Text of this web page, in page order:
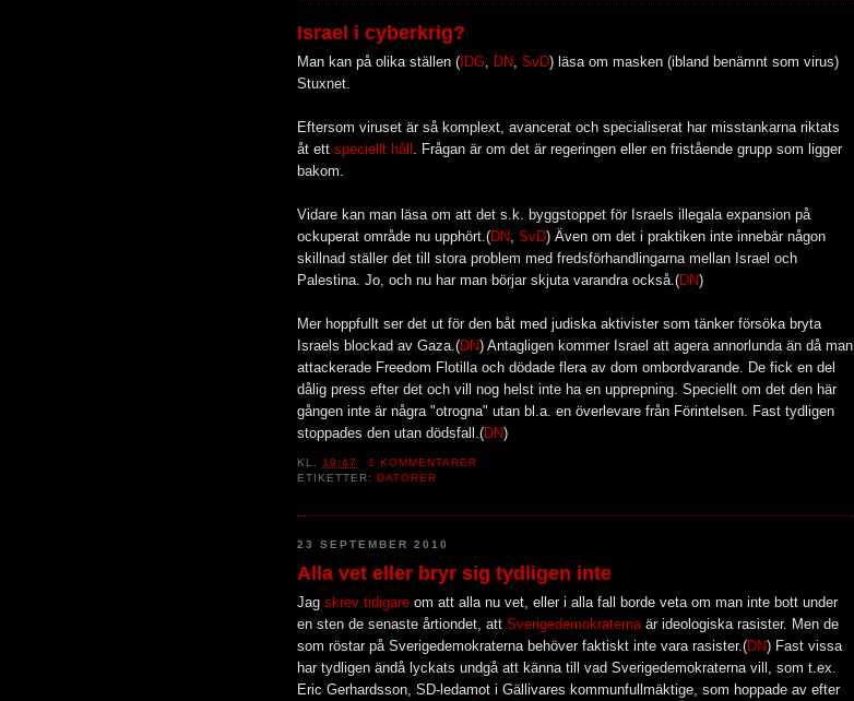
Israel i cyberkrig?
Man kan på olika ställen ( IDG DN SvD) läsa om masken (ibland benämnt som virus)
Stuxnet.
Eftersom viruset är så komplext, avancerat och specialiserat har misstankarna riktats
åt ett speciellt håll
. Frågan är om det är regeringen eller en fristående grupp som ligger
bakom.
Vidare kan man läsa om att det s.k. byggstoppet för Israels illegala expansion på
ockuperat område nu upphört.(DN SvD) Även om det i praktiken inte innebär någon
skillnad ställer det till stora problem med fredsförhandlingarna mellan Israel och
Palestina. Jo, och nu har man börjar skjuta varandra också.(DN)
Mer hoppfullt ser det ut för den båt med judiska aktivister som tänker försöka bryta
Israels blockad av Gaza.(DN) Antagligen kommer Israel att agera annorlunda än då man
attackerade Freedom Flotilla och dödade flera av dom ombordvarande. De fick en del
dålig press efter det och vill nog helst inte ha en upprepning. Speciellt om det den här
gången inte är några "otrogna" utan bl.a. en överlevare från Förintelsen. Fast tydligen
stoppades den utan dödsfall.(DN)
KL. 19:47
1 KOMMENTARER
ETIKETTER:DATORER
23 SEPTEMBER 2010
Alla vet eller bryr sig tydligen inte
Jag skrev tidigare om att alla nu vet, eller i alla fall borde veta om man inte bott under
en sten de senaste årtiondet, att Sverigedemokraterna är ideologiska rasister. Men de
som röstar på Sverigedemokraterna behöver faktiskt inte vara rasister.(DN) Fast vissa
har tydligen ändå lyckats undgå att känna till vad Sverigedemokraterna vill, som t.ex.
Eric Gerhardsson, SD-ledamot i Gällivares kommunfullmäktige, som hoppade av efter